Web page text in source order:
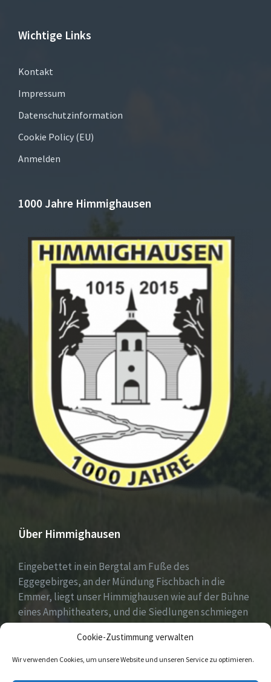
Cookie-Zustimmung verwalten
Wir verwenden Cookies, um unsere Website und unseren Service zu optimieren.
Wichtige Links
Kontakt
Impressum
Datenschutzinformation
Cookie Policy (EU)
Anmelden
1000 Jahre Himmighausen
Über Himmighausen
Eingebettet in ein Bergtal am Fuße des
Eggegebirges, an der Mündung Fischbach in die
Emmer, liegt unser Himmighausen wie auf der Bühne
eines Amphitheaters, und die Siedlungen schmiegen
sich an die umgebenden, seit Jahrhunderten mit
Mischwäldern bepflanzten Berge.